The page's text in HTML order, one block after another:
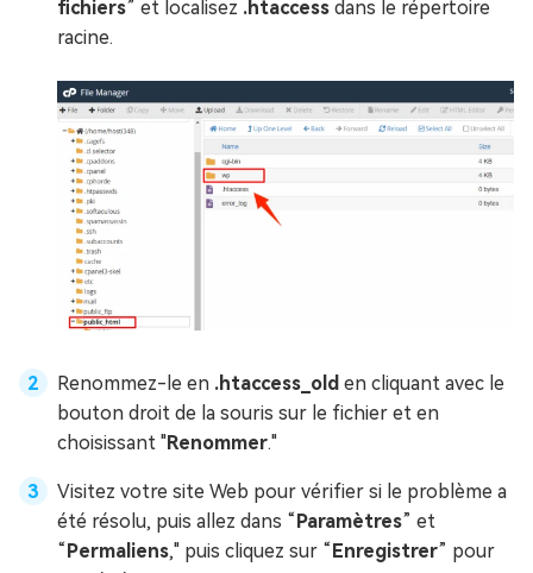
fichiers” et localisez .htaccess dans le répertoire
racine.
Renommez-le en .htaccess_old en cliquant avec le
bouton droit de la souris sur le fichier et en
choisissant "Renommer."
Visitez votre site Web pour vérifier si le problème a
été résolu, puis allez dans “Paramètres” et
“Permaliens," puis cliquez sur “Enregistrer” pour